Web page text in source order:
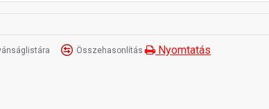
Összehasonlítás Nyomtatás